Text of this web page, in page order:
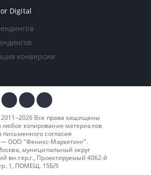
Digital
конверсии
Все права защищены
копирование материалов
письменного согласия
— ООО "Феникс-Маркетинг".
муниципальный округ
вн.тер.г., Проектируемый 4062-й
1, ПОМЕЩ. 15Б/5